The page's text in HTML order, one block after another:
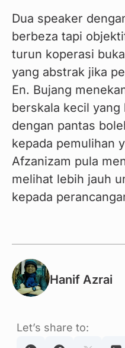
Dua speaker
berbeza tapi
turun koperasi
yang abstrak jika
En. Bujang
berskala kecil yang
dengan pantas
kepada pemulihan
Afzanizam pula
melihat lebih jauh
kepada
Hanif Azrai
Let’s share to: